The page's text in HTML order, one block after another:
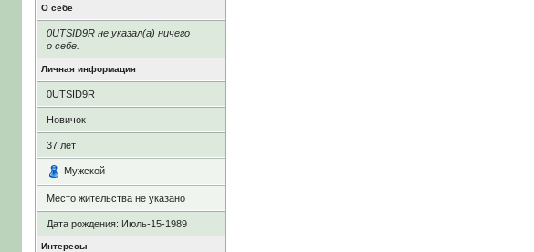
О себе
0UTSID9R не указал(а) ничего
о себе.
Личная информация
0UTSID9R
Новичок
37 лет
Мужской
Место жительства не указано
Дата рождения: Июль-15-1989
Интересы